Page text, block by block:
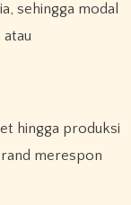
sehingga modal
hingga produksi
merespon